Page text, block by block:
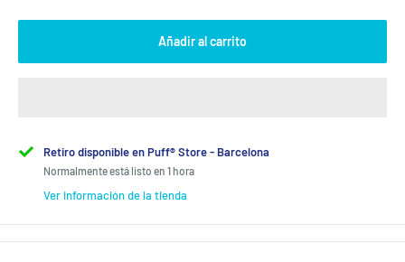
Añadir al carrito
Retiro disponible en Puff® Store - Barcelona
Normalmente está listo en 1 hora
Ver información de la tienda